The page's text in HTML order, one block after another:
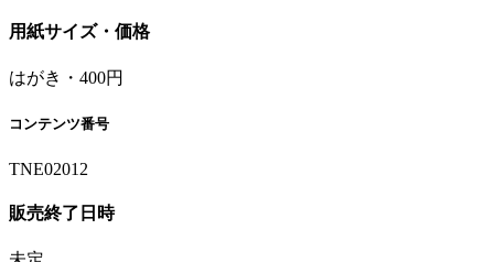
用紙サイズ・価格
はがき・400円
コンテンツ番号
TNE02012
販売終了日時